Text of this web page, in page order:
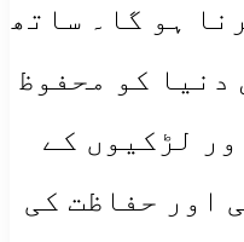
ہو گا۔ ساتھ
دنیا کو محفوظ
لڑکیوں کے
اور حفاظت کی